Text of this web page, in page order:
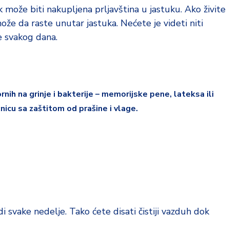
može biti nakupljena prljavština u jastuku. Ako živite
da raste unutar jastuka. Nećete je videti niti
dana.
na grinje i bakterije – memorijske pene, lateksa ili
sa zaštitom od prašine i vlage.
svake nedelje. Tako ćete disati čistiji vazduh dok